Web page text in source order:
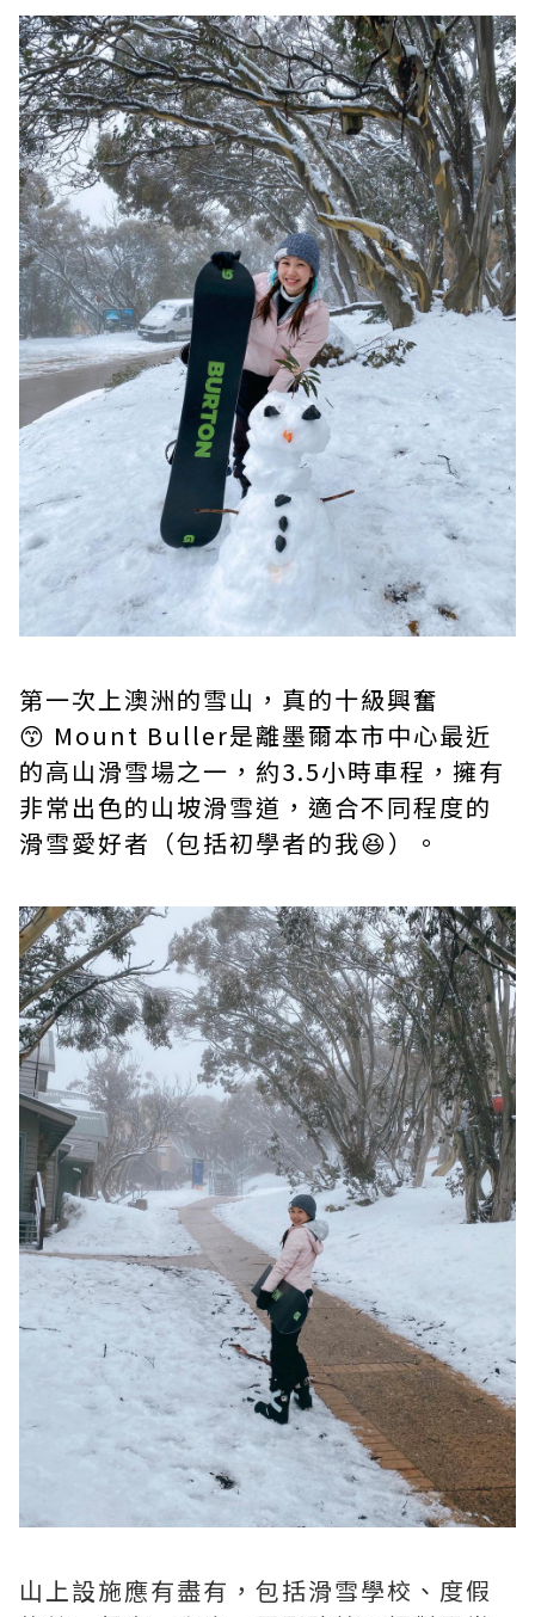
第一次上澳洲的雪山，真的十級興奮
😙 Mount Buller是離墨爾本市中心最近
的高山滑雪場之一，約3.5小時車程，擁有
非常出色的山坡滑雪道，適合不同程度的
滑雪愛好者（包括初學者的我😆）。
山上設施應有盡有，包括滑雪學校、度假